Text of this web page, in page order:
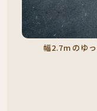
幅2.7mのゆ